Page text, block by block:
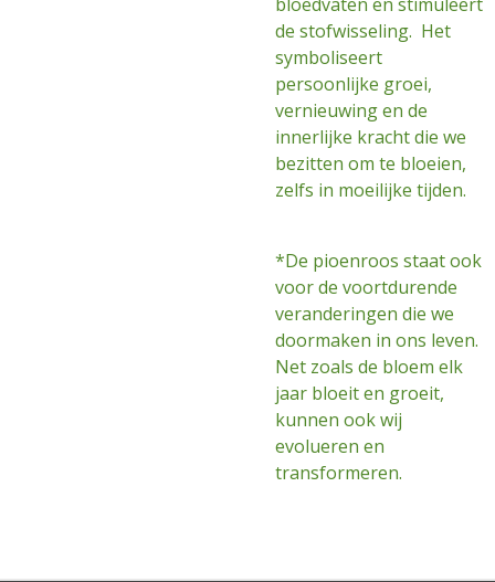
de stofwisseling. Het
symboliseert
persoonlijke groei,
vernieuwing en de
innerlijke kracht die we
bezitten om te bloeien,
zelfs in moeilijke tijden.
*De pioenroos staat ook
voor de voortdurende
veranderingen die we
doormaken in ons leven.
Net zoals de bloem elk
jaar bloeit en groeit,
kunnen ook wij
evolueren en
transformeren.